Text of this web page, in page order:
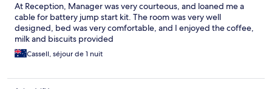
At Reception, Manager was very courteous, and loaned me a
cable for battery jump start kit. The room was very well
designed, bed was very comfortable, and I enjoyed the coffee,
milk and biscuits provided
Cassell, séjour de 1 nuit